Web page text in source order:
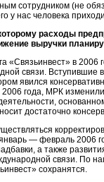
сотрудником (не
нас человека
расходы
выручки
в 2006
связи. Вступившие
явился
2006 года, МРК
достаточно
— февраль 2006
а также
связи. По
сохранятся.